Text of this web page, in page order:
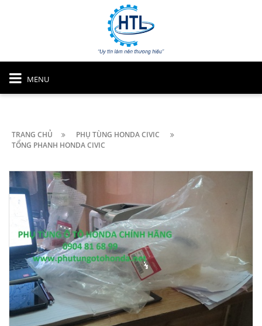
MENU
TRANG CHỦ
PHỤ TÙNG HONDA CIVIC
TỔNG PHANH HONDA CIVIC